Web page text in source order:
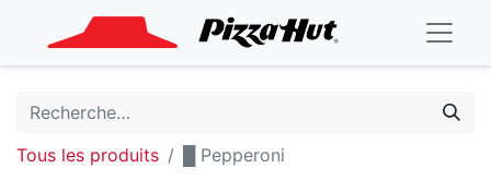
Tous les produits █ Pepperoni